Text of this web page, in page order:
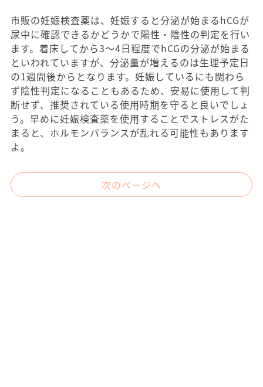
市販の妊娠検査薬は、妊娠すると分泌が始まるhCGが
尿中に確認できるかどうかで陽性・陰性の判定を行い
ます。着床してから3〜4日程度でhCGの分泌が始まる
といわれていますが、分泌量が増えるのは生理予定日
の1週間後からとなります。妊娠しているにも関わら
ず陰性判定になることもあるため、安易に使用して判
断せず、推奨されている使用時期を守ると良いでしょ
う。早めに妊娠検査薬を使用することでストレスがた
まると、ホルモンバランスが乱れる可能性もあります
よ。
次のページへ